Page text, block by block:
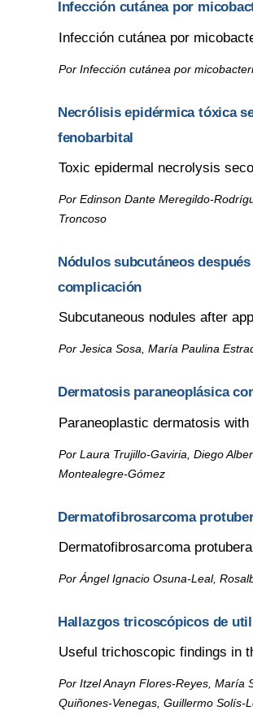
Infección cutánea por
Infección cutánea por
Por Infección cutánea por
Necrólisis epidérmica tóxica
fenobarbital
Toxic epidermal necrolysis
Por Edinson Dante Meregildo-
Troncoso
Nódulos subcutáneos
complicación
Subcutaneous nodules after
Por Jesica Sosa, María Paulina
Dermatosis paraneoplásica
Paraneoplastic dermatosis
Por Laura Trujillo-Gaviria, Diego
Montealegre-Gómez
Dermatofibrosarcoma
Dermatofibrosarcoma
Por Ángel Ignacio Osuna-Leal,
Hallazgos tricoscópicos de
Useful trichoscopic findings in
Por Itzel Anayn Flores-Reyes, María
Quiñones-Venegas, Guillermo Solís-